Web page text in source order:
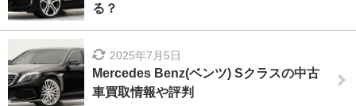
る？
2025年7月5日
Mercedes Benz(ベンツ) Sクラスの中古
車買取情報や評判